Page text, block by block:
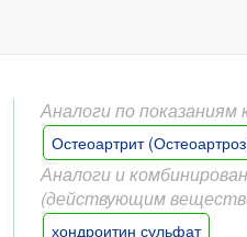
Аналоги по показаниям
Остеоартрит
Аналоги и
(действующим
хондроитин сульфат